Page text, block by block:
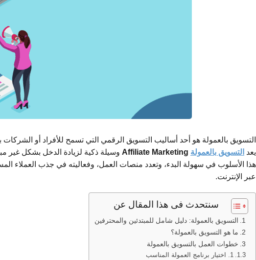
التسويق بالعمولة هو أحد أساليب التسويق الرقمي التي تسمح للأفراد أو
يعد التسويق بالعمولة
وسيلة ذكية لزيادة الدخل بشكل غير
هذا الأسلوب في سهولة البدء، وتعدد منصات العمل، وفعاليته في جذب العملاء
عبر الإنترنت.
سنتحدث فى هذا المقال عن
التسويق بالعمولة: دليل شامل للمبتدئين والمحترفين
ما هو التسويق بالعمولة؟
خطوات العمل بالتسويق بالعمولة
1. اختيار برنامج العمولة المناسب